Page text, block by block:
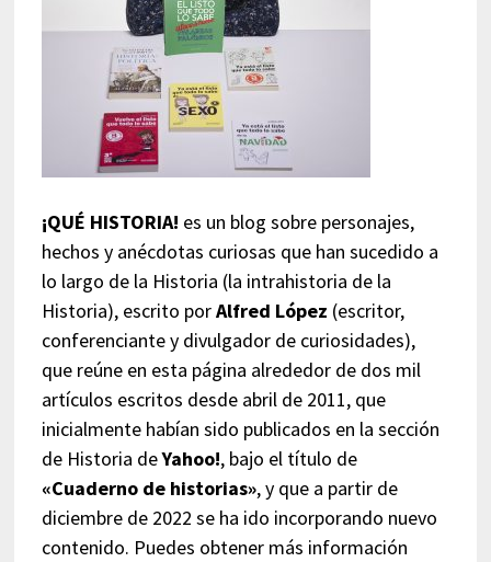
¡QUÉ HISTORIA! es un blog sobre personajes,
hechos y anécdotas curiosas que han sucedido a
lo largo de la Historia (la intrahistoria de la
Historia), escrito porAlfred López (escritor,
conferenciante y divulgador de curiosidades),
que reúne en esta página alrededor de dos mil
artículos escritos desde abril de 2011, que
inicialmente habían sido publicados en la sección
de Historia deYahoo!, bajo el título de
«Cuaderno de historias», y que a partir de
diciembre de 2022 se ha ido incorporando nuevo
contenido. Puedes obtener más información